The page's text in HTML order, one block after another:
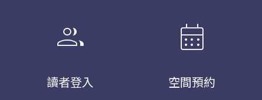
group
讀者登入
calendar_month
空間預約